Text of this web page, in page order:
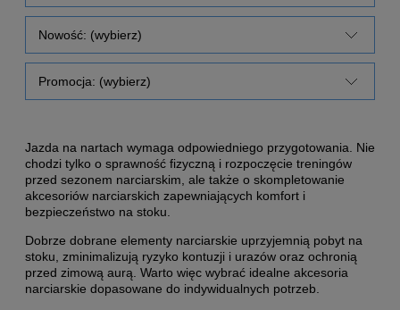
Nowość: (wybierz)
Promocja: (wybierz)
Jazda na nartach wymaga odpowiedniego przygotowania. Nie
chodzi tylko o sprawność fizyczną i rozpoczęcie treningów
przed sezonem narciarskim, ale także o skompletowanie
akcesoriów narciarskich zapewniających komfort i
bezpieczeństwo na stoku.
Dobrze dobrane elementy narciarskie uprzyjemnią pobyt na
stoku, zminimalizują ryzyko kontuzji i urazów oraz ochronią
przed zimową aurą. Warto więc wybrać idealne akcesoria
narciarskie dopasowane do indywidualnych potrzeb.